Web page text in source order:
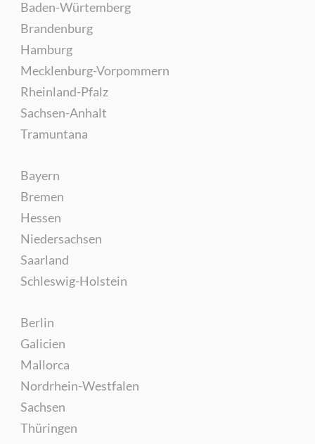
Baden-Würtemberg
Brandenburg
Hamburg
Mecklenburg-Vorpommern
Rheinland-Pfalz
Sachsen-Anhalt
Tramuntana
Bayern
Bremen
Hessen
Niedersachsen
Saarland
Schleswig-Holstein
Berlin
Galicien
Mallorca
Nordrhein-Westfalen
Sachsen
Thüringen